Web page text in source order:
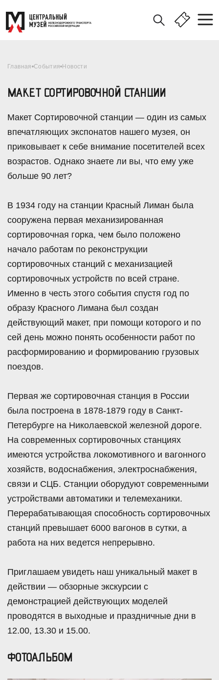
Главная События Новости
МАКЕТ СОРТИРОВОЧНОЙ СТАНЦИИ
Макет Сортировочной станции — один из самых
впечатляющих экспонатов нашего музея, он
приковывает к себе внимание посетителей всех
возрастов. Однако знаете ли вы, что ему уже
больше 90 лет?
В 1934 году на станции Красный Лиман была
сооружена первая механизированная
сортировочная горка, чем было положено
начало работам по реконструкции
сортировочных станций с механизацией
сортировочных устройств по всей стране.
Именно в честь этого события спустя год по
образу Красного Лимана был создан
действующий макет, при помощи которого и по
сей день можно понять особенности работ по
расформированию и формированию грузовых
поездов.
Первая же сортировочная станция в России
была построена в 1878-1879 году в Санкт-
Петербурге на Николаевской железной дороге.
На современных сортировочных станциях
имеются устройства локомотивного и вагонного
хозяйств, водоснабжения, электроснабжения,
связи и СЦБ. Станции оборудуют современными
устройствами автоматики и телемеханики.
Перерабатывающая способность сортировочных
станций превышает 6000 вагонов в сутки, а
работа на них ведется непрерывно.
Приглашаем увидеть наш уникальный макет в
действии — обзорные экскурсии с
демонстрацией действующих моделей
проводятся в выходные и праздничные дни в
12.00, 13.30 и 15.00.
ФОТОАЛЬБОМ